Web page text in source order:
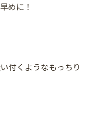
めに！
付くようなもっちり